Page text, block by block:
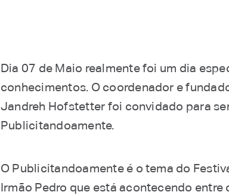
Dia 07 de Maio realmente foi um dia
conhecimentos. O coordenador e
Jandreh Hofstetter foi convidado para
Publicitandoamente.
O Publicitandoamente é o tema do
Irmão Pedro que está acontecendo entre